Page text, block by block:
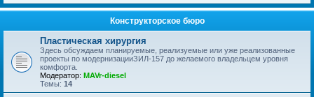
Конструкторское бюро
Пластическая хирургия
Здесь обсуждаем планируемые, реализуемые или уже реализованные
проекты по модернизацииЗИЛ-157 до желаемого владельцем уровня
комфорта.
Модератор: MAVr-diesel
Темы: 14